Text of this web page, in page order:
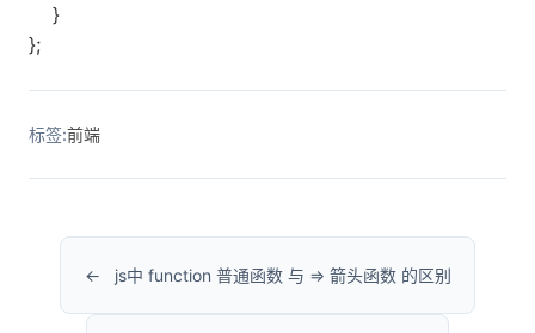
}
};
标签:前端
js中 function 普通函数 与 => 箭头函数 的区别